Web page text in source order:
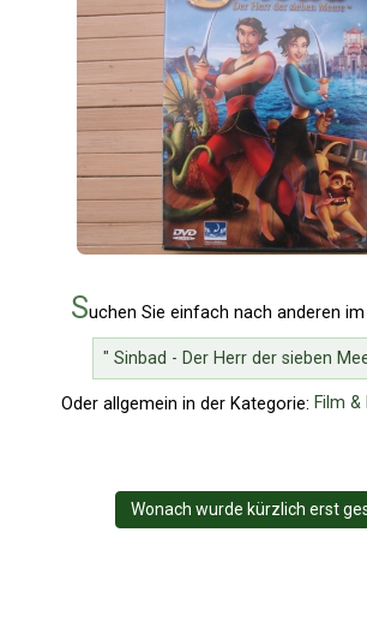
Suchen Sie einfach nach anderen im
" Sinbad - Der Herr der sieben
Oder allgemein in der Kategorie: Film &
Wonach wurde kürzlich erst